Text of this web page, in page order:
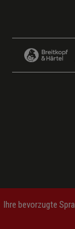
Ihre bevorzugte